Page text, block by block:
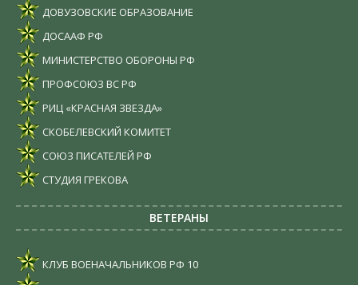
ДОВУЗОВСКИЕ ОБРАЗОВАНИЕ
ДОСААФ РФ
МИНИСТЕРСТВО ОБОРОНЫ РФ
ПРОФСОЮЗ ВС РФ
РИЦ «КРАСНАЯ ЗВЕЗДА»
СКОБЕЛЕВСКИЙ КОМИТЕТ
СОЮЗ ПИСАТЕЛЕЙ РФ
СТУДИЯ ГРЕКОВА
ВЕТЕРАНЫ
КЛУБ ВОЕНАЧАЛЬНИКОВ РФ 10